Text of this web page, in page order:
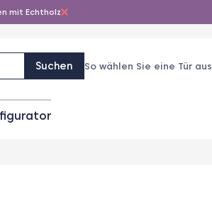
mit Echtholz
Suchen So wählen Sie eine Tür aus